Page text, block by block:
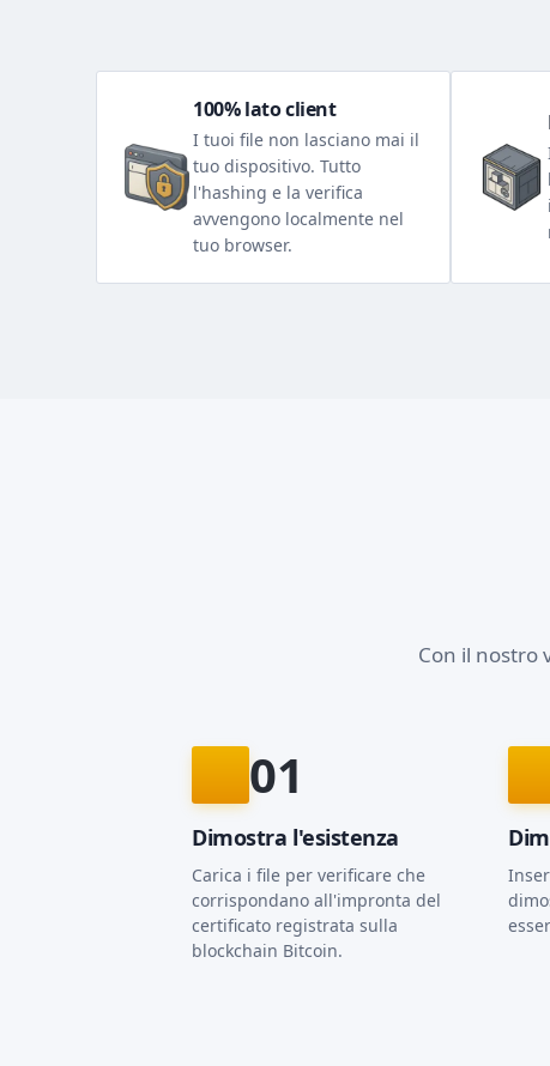
100% lato client
I tuoi file non lasciano mai il
tuo dispositivo. Tutto
l'hashing e la verifica
avvengono localmente nel
tuo browser.
Con il nostro
01
Dimostra l'esistenza
Carica i file per verificare che
corrispondano all'impronta del
certificato registrata sulla
blockchain Bitcoin.